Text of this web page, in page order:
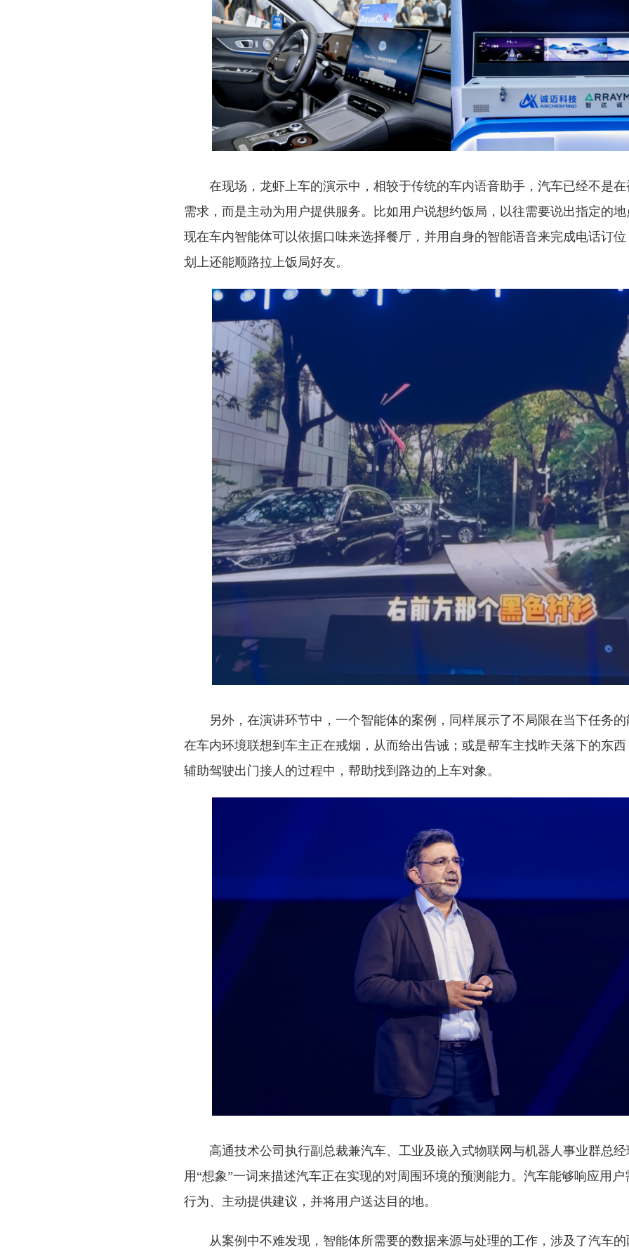
在现场，龙虾上车的演示中，相较于传统的车内语音助手，汽车已经不是
需求，而是主动为用户提供服务。比如用户说想约饭局，以往需要说出指定的
现在车内智能体可以依据口味来选择餐厅，并用自身的智能语音来完成电话订
划上还能顺路拉上饭局好友。
另外，在演讲环节中，一个智能体的案例，同样展示了不局限在当下任务
在车内环境联想到车主正在戒烟，从而给出告诫；或是帮车主找昨天落下的东
辅助驾驶出门接人的过程中，帮助找到路边的上车对象。
高通技术公司执行副总裁兼汽车、工业及嵌入式物联网与机器人事业群总经
用“想象”一词来描述汽车正在实现的对周围环境的预测能力。汽车能够响应用
行为、主动提供建议，并将用户送达目的地。
从案例中不难发现，智能体所需要的数据来源与处理的工作，涉及了汽车